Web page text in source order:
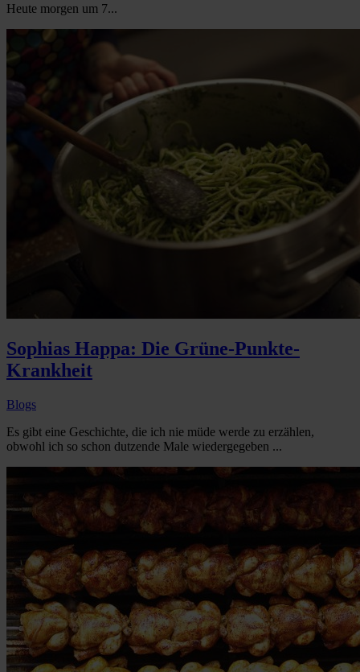
Heute morgen um 7...
Sophias Happa: Die Grüne-Punkte-
Krankheit
Blogs
Es gibt eine Geschichte, die ich nie müde werde zu erzählen,
obwohl ich so schon dutzende Male wiedergegeben ...